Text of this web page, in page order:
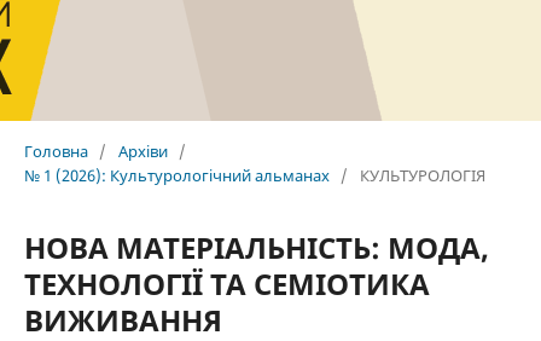
Головна / Архіви /
№ 1 (2026): Культурологічний альманах / КУЛЬТУРОЛОГІЯ
НОВА МАТЕРІАЛЬНІСТЬ: МОДА,
ТЕХНОЛОГІЇ ТА СЕМІОТИКА
ВИЖИВАННЯ